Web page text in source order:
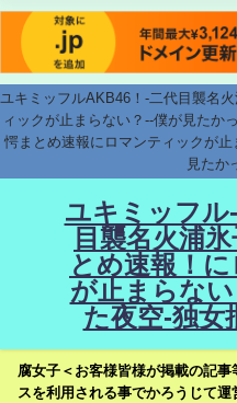
ユキミッフルAKB46！-二代目襲名
ィックが止まらない？--僕が見たか
愕まとめ速報にロマンティックが
見たか
ユキミッフル
目襲名火浦
とめ速報！
が止まらな
た夜空-独女
腐女子＜お客様皆様が掲載の記
スを利用される事でかろうじて